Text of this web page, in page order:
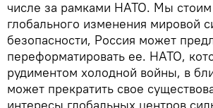
числе за рамками НАТО. Мы стоим
глобального изменения мировой
безопасности, Россия может
переформатировать ее. НАТО,
рудиментом холодной войны, в
может прекратить свое
интересы глобальных центров